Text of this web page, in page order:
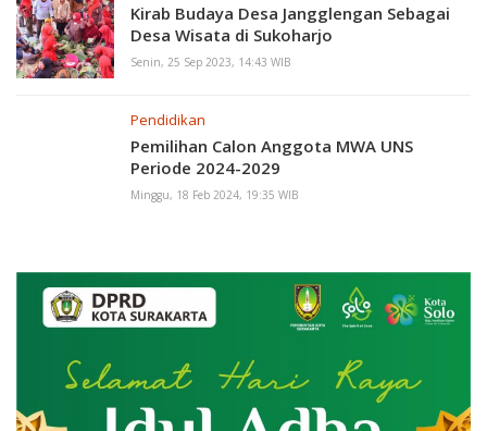
Kirab Budaya Desa Jangglengan Sebagai
Desa Wisata di Sukoharjo
Senin, 25 Sep 2023, 14:43 WIB
Pendidikan
Pemilihan Calon Anggota MWA UNS
Periode 2024-2029
Minggu, 18 Feb 2024, 19:35 WIB